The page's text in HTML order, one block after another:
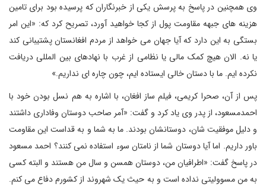
وی همچنین در پاسخ به پرسش یکی از خبرنگاران که پرسیده بود برای تامین
هزینه های جبهه مقاومت پول از کجا خواهید آورد، تصریح کرد که: «این امر
بستگی به این دارد که آیا جهان می خواهد از مردم افغانستان پشتیبانی کند
یا نه. الان هیچ کمک مالی یا نظامی از غرب با نهادهای بین المللی دریافت
نکرده ایم. ما با دستان خالی ایستاده ایم، چون چاره ای نداریم.»
پس از آن، صحرا کریمی، فیلم ساز افغان، با اشاره به هم نسل بودن خود با
احمدمسعود، از پدر وی یاد کرد و گفت: «آمر صاحب دوستان وفاداری داشتند
و دلیل موفقیت شان، دوستانشان بودند. ما به شما و به قداست این مقاومت
باور داریم. اما آیا دوستان شما از نامتان سوء استفاده نمی کنند؟ احمد مسعود
در پاسخ گفت: «اطرافیان من، دوستان همسن و سال من هستند و البته کسی
به من مسوولیتی نداده است و به حیث یک شهروند از کشورم دفاع می کنم.